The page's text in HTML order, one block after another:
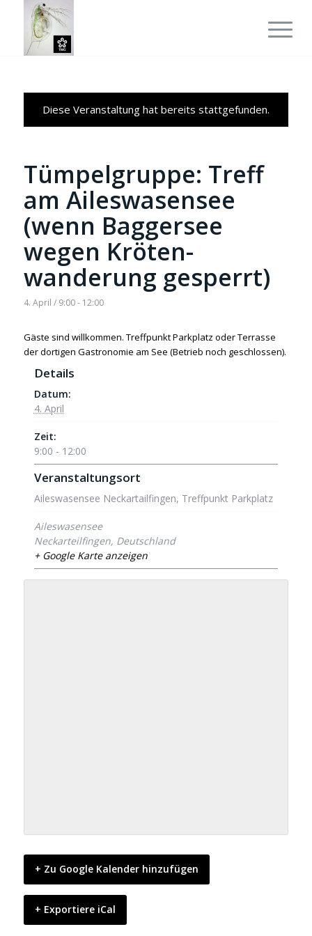
Diese Veranstaltung hat bereits stattgefunden.
Tümpelgruppe: Treff
am Aileswasensee
(wenn Baggersee
wegen Kröten-
wanderung gesperrt)
4. April / 9:00- 12:00
Gäste sind willkommen. Treffpunkt Parkplatz oder Terrasse
der dortigen Gastronomie am See (Betrieb noch geschlossen).
Details
Datum:
4. April
Zeit:
9:00 - 12:00
Veranstaltungsort
Aileswasensee Neckartailfingen, Treffpunkt Parkplatz
Aileswasensee
Neckarteilfingen, Deutschland
+ Google Karte anzeigen
+ Zu Google Kalender hinzufügen
+ Exportiere iCal